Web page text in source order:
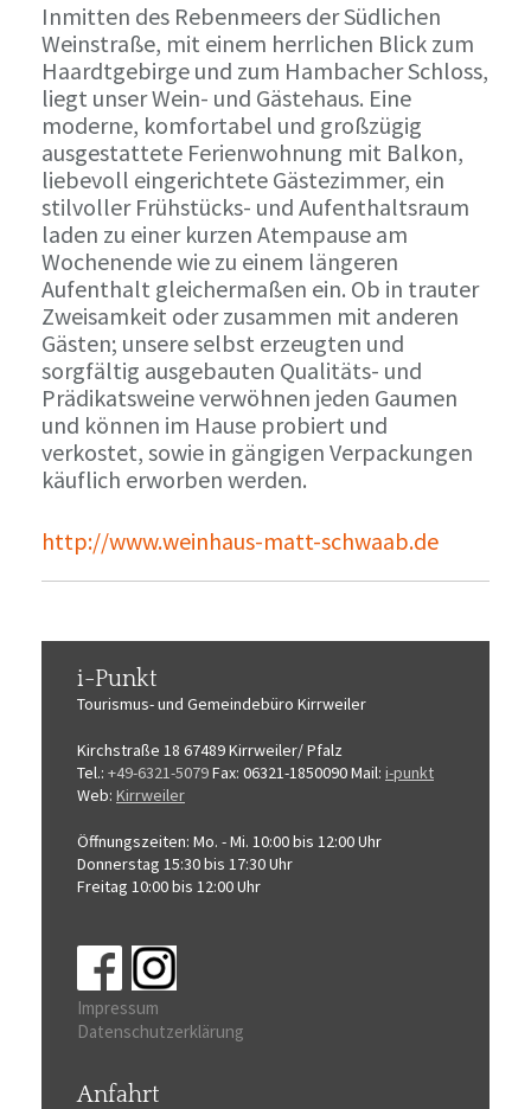
Inmitten des Rebenmeers der Südlichen
Weinstraße, mit einem herrlichen Blick zum
Haardtgebirge und zum Hambacher Schloss,
liegt unser Wein- und Gästehaus. Eine
moderne, komfortabel und großzügig
ausgestattete Ferienwohnung mit Balkon,
liebevoll eingerichtete Gästezimmer, ein
stilvoller Frühstücks- und Aufenthaltsraum
laden zu einer kurzen Atempause am
Wochenende wie zu einem längeren
Aufenthalt gleichermaßen ein. Ob in trauter
Zweisamkeit oder zusammen mit anderen
Gästen; unsere selbst erzeugten und
sorgfältig ausgebauten Qualitäts- und
Prädikatsweine verwöhnen jeden Gaumen
und können im Hause probiert und
verkostet, sowie in gängigen Verpackungen
käuflich erworben werden.
http://www.weinhaus-matt-schwaab.de
i-Punkt
Tourismus-und Gemeindebüro Kirrweiler
Kirchstraße 18 67489 Kirrweiler/ Pfalz
Tel.: +49-6321-5079Fax: 06321-1850090Mail: i-punkt
Web: Kirrweiler
Öffnungszeiten: Mo. - Mi. 10:00 bis 12:00 Uhr
Donnerstag 15:30 bis 17:30 Uhr
Freitag 10:00 bis 12:00 Uhr
Impressum
Datenschutzerklärung
Anfahrt